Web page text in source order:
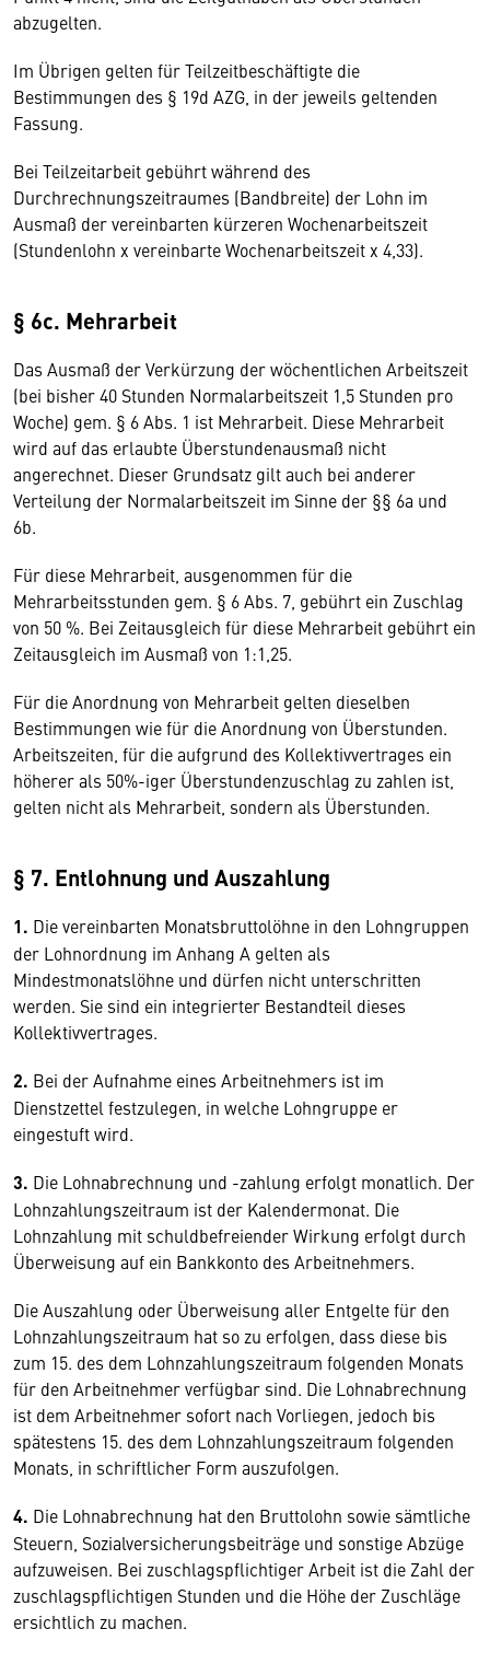
abzugelten.
Im Übrigen gelten für Teilzeitbeschäftigte die
Bestimmungen des § 19d AZG, in der jeweils geltenden
Fassung.
Bei Teilzeitarbeit gebührt während des
Durchrechnungszeitraumes (Bandbreite) der Lohn im
Ausmaß der vereinbarten kürzeren Wochenarbeitszeit
(Stundenlohn x vereinbarte Wochenarbeitszeit x 4,33).
§ 6c. Mehrarbeit
Das Ausmaß der Verkürzung der wöchentlichen Arbeitszeit
(bei bisher 40 Stunden Normalarbeitszeit 1,5 Stunden pro
Woche) gem. § 6 Abs. 1 ist Mehrarbeit. Diese Mehrarbeit
wird auf das erlaubte Überstundenausmaß nicht
angerechnet. Dieser Grundsatz gilt auch bei anderer
Verteilung der Normalarbeitszeit im Sinne der §§ 6a und
6b.
Für diese Mehrarbeit, ausgenommen für die
Mehrarbeitsstunden gem. § 6 Abs. 7, gebührt ein Zuschlag
von 50 %. Bei Zeitausgleich für diese Mehrarbeit gebührt ein
Zeitausgleich im Ausmaß von 1:1,25.
Für die Anordnung von Mehrarbeit gelten dieselben
Bestimmungen wie für die Anordnung von Überstunden.
Arbeitszeiten, für die aufgrund des Kollektivvertrages ein
höherer als 50%-iger Überstundenzuschlag zu zahlen ist,
gelten nicht als Mehrarbeit, sondern als Überstunden.
§ 7. Entlohnung und Auszahlung
1. Die vereinbarten Monatsbruttolöhne in den Lohngruppen
der Lohnordnung im Anhang A gelten als
Mindestmonatslöhne und dürfen nicht unterschritten
werden. Sie sind ein integrierter Bestandteil dieses
Kollektivvertrages.
2. Bei der Aufnahme eines Arbeitnehmers ist im
Dienstzettel festzulegen, in welche Lohngruppe er
eingestuft wird.
3. Die Lohnabrechnung und -zahlung erfolgt monatlich. Der
Lohnzahlungszeitraum ist der Kalendermonat. Die
Lohnzahlung mit schuldbefreiender Wirkung erfolgt durch
Überweisung auf ein Bankkonto des Arbeitnehmers.
Die Auszahlung oder Überweisung aller Entgelte für den
Lohnzahlungszeitraum hat so zu erfolgen, dass diese bis
zum 15. des dem Lohnzahlungszeitraum folgenden Monats
für den Arbeitnehmer verfügbar sind. Die Lohnabrechnung
ist dem Arbeitnehmer sofort nach Vorliegen, jedoch bis
spätestens 15. des dem Lohnzahlungszeitraum folgenden
Monats, in schriftlicher Form auszufolgen.
4. Die Lohnabrechnung hat den Bruttolohn sowie sämtliche
Steuern, Sozialversicherungsbeiträge und sonstige Abzüge
aufzuweisen. Bei zuschlagspflichtiger Arbeit ist die Zahl der
zuschlagspflichtigen Stunden und die Höhe der Zuschläge
ersichtlich zu machen.